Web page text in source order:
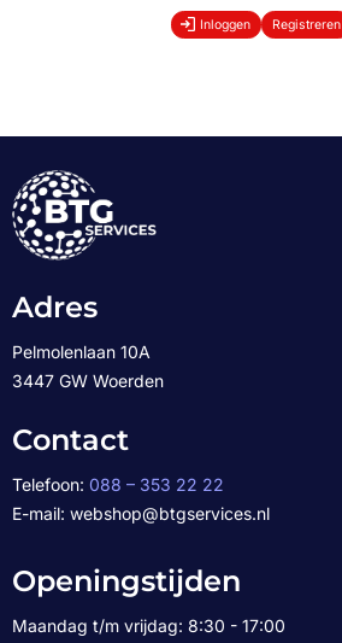
Inloggen Registreren
Adres
Pelmolenlaan 10A
3447 GW Woerden
Contact
Telefoon: 088 – 353 22 22
E-mail: webshop@btgservices.nl
Openingstijden
Maandag t/m vrijdag: 8:30 - 17:00